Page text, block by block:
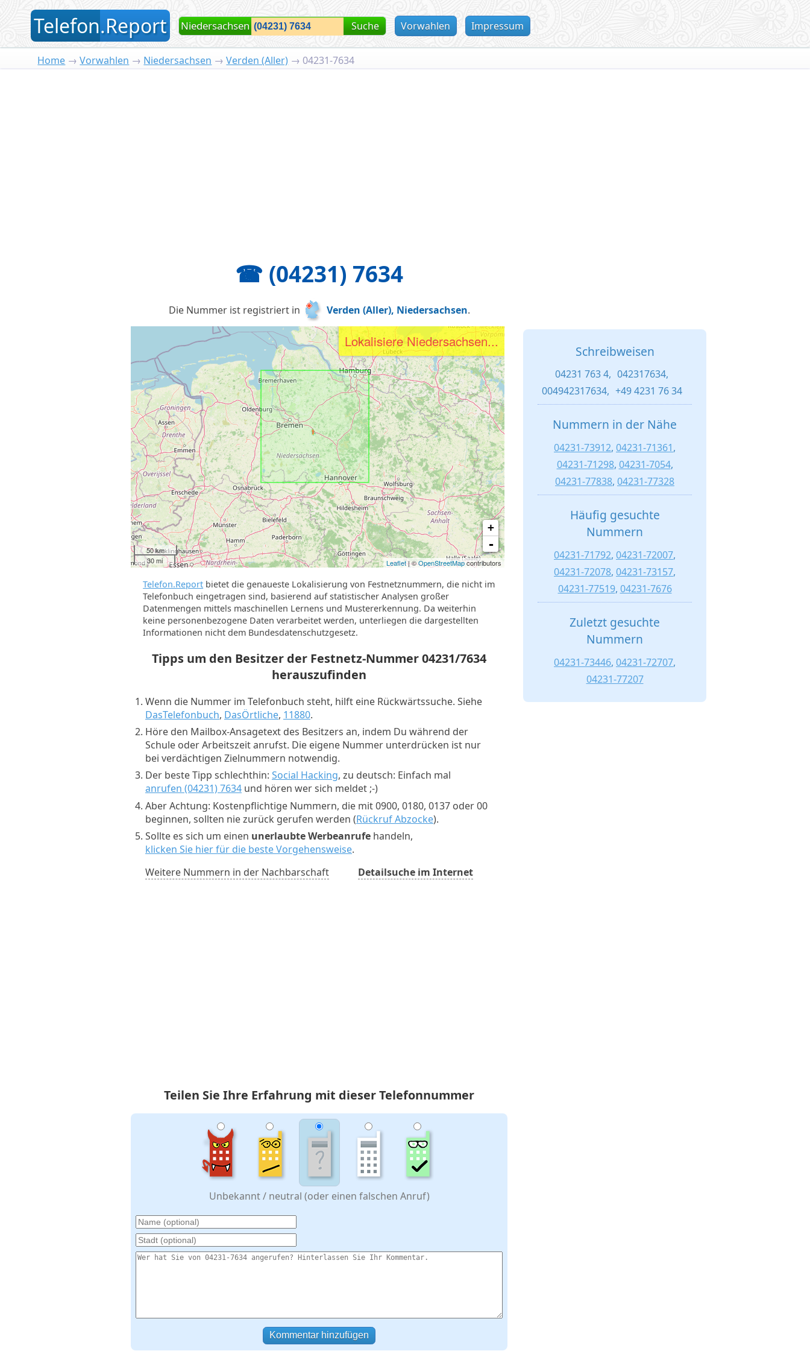
Telefon.Report Niedersachsen Suche Vorwahlen Impressum
Home →Vorwahlen → Niedersachsen →Verden (Aller) → 04231-7634
☎ (04231) 7634
Die Nummer ist registriert in Verden (Aller), Niedersachsen.
50 km
30 mi
+
-
Leaflet| ©OpenStreetMapcontributors
Lokalisiere Niedersachsen...
Telefon.Report bietet die genaueste Lokalisierung von Festnetznummern, die nicht im
Telefonbuch eingetragen sind, basierend auf statistischer Analysen großer
Datenmengen mittels maschinellen Lernens und Mustererkennung. Da weiterhin
keine personenbezogene Daten verarbeitet werden, unterliegen die dargestellten
Informationen nicht dem Bundesdatenschutzgesetz.
Tipps um den Besitzer der Festnetz-Nummer04231/7634
herauszufinden
Wenn die Nummer im Telefonbuch steht, hilft eine Rückwärtssuche. Siehe
DasTelefonbuch, DasÖrtliche, 11880.
Höre den Mailbox-Ansagetext des Besitzers an, indem Du während der
Schule oder Arbeitszeit anrufst. Die eigene Nummer unterdrücken ist nur
bei verdächtigen Zielnummern notwendig.
Der beste Tipp schlechthin: Social Hacking, zu deutsch: Einfach mal
anrufen (04231) 7634 und hören wer sich meldet ;-)
Aber Achtung: Kostenpflichtige Nummern, die mit 0900, 0180, 0137 oder 00
beginnen, sollten nie zurück gerufen werden (Rückruf Abzocke).
Sollte es sich um einen unerlaubte Werbeanrufe handeln,
klicken Sie hier für die beste Vorgehensweise.
Weitere Nummern in der Nachbarschaft
Detailsuche im Internet
Teilen Sie Ihre Erfahrung mit dieser Telefonnummer
Unbekannt / neutral (oder einen falschen Anruf)
Kommentar hinzufügen
Schreibweisen
04231 763 4, 042317634,
004942317634, +49 4231 76 34
Nummern in der Nähe
04231-73912, 04231-71361,
04231-71298, 04231-7054,
04231-77838, 04231-77328
Häufig gesuchte
Nummern
04231-71792, 04231-72007,
04231-72078, 04231-73157,
04231-77519, 04231-7676
Zuletzt gesuchte
Nummern
04231-73446, 04231-72707,
04231-77207